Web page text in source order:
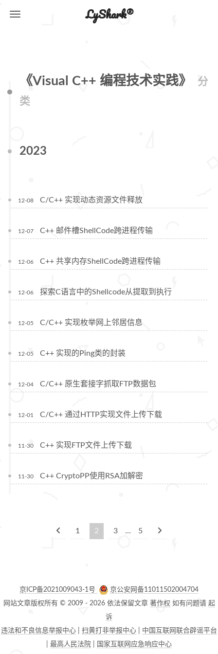
LyShark®
《Visual C++ 编程技术实践》
分
类
2023
12-08 C/C++ 实现动态资源文件释放
12-07 C++ 邮件槽ShellCode跨进程传输
12-06 C++ 共享内存ShellCode跨进程传输
12-06 探索C语言中的Shellcode从提取到执行
12-05 C/C++ 实现枚举网上邻居信息
12-05 C++ 实现的Ping类的封装
12-04 C/C++ 原生套接字抓取FTP数据包
12-01 C/C++ 通过HTTP实现文件上传下载
11-30 C++ 实现FTP文件上传下载
11-30 C++ CryptoPP使用RSA加解密
1 2 3 … 5
京ICP备2021009043-1号
京公安网备11011502004704
网站文章版权所有 © 2009 - 2026 依法保留文章 著作权 如有问题请 起
诉
违法和不良信息举报中心
扫黄打非举报中心
中国互联网联合辟谣平台
最高人民法院 国家互联网应急响应中心